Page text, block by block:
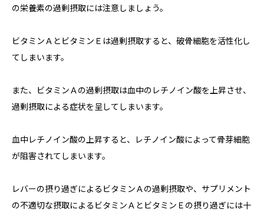
の栄養素の過剰摂取には注意しましょう。
ビタミンＡとビタミンＥは過剰摂取すると、破骨細胞を活性化し
てしまいます。
また、ビタミンＡの過剰摂取は血中のレチノイン酸を上昇させ、
過剰摂取による症状を呈してしまいます。
血中レチノイン酸の上昇すると、レチノイン酸によって骨芽細胞
が阻害されてしまいます。
レバーの摂り過ぎによるビタミンＡの過剰摂取や、サプリメント
の不適切な摂取によるビタミンＡとビタミンＥの摂り過ぎには十